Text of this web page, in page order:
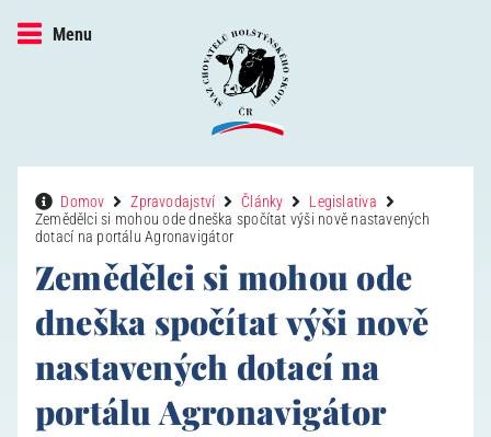
Menu
Domov Zpravodajství Články
Legislativa
Zemědělci si mohou ode dneška spočítat výši nově nastavených
dotací na portálu Agronavigátor
Zemědělci si mohou ode
dneška spočítat výši nově
nastavených dotací na
portálu Agronavigátor